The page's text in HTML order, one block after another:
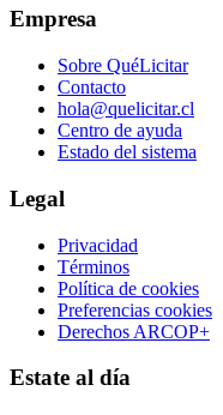
Empresa
Sobre QuéLicitar
Contacto
hola@quelicitar.cl
Centro de ayuda
Estado del sistema
Legal
Privacidad
Términos
Política de cookies
Preferencias cookies
Derechos ARCOP+
Estate al día